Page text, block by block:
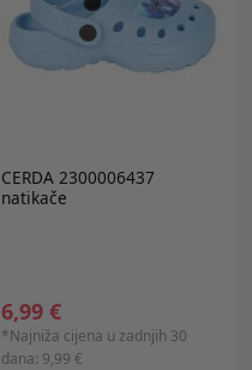
CERDA 2300006437
natikače
6,99 €
*Najniža cijena u zadnjih 30
dana: 9,99 €